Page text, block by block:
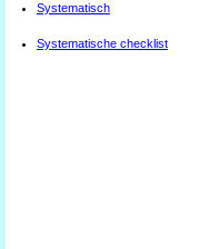
Systematisch
Systematische checklist